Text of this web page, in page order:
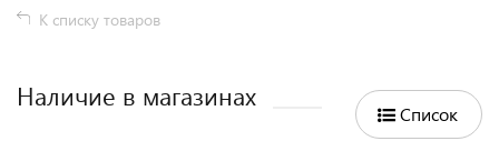
К списку товаров
Наличие в магазинах
Список